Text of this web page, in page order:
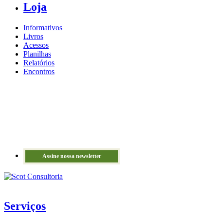
Loja
Informativos
Livros
Acessos
Planilhas
Relatórios
Encontros
Assine nossa newsletter
Serviços